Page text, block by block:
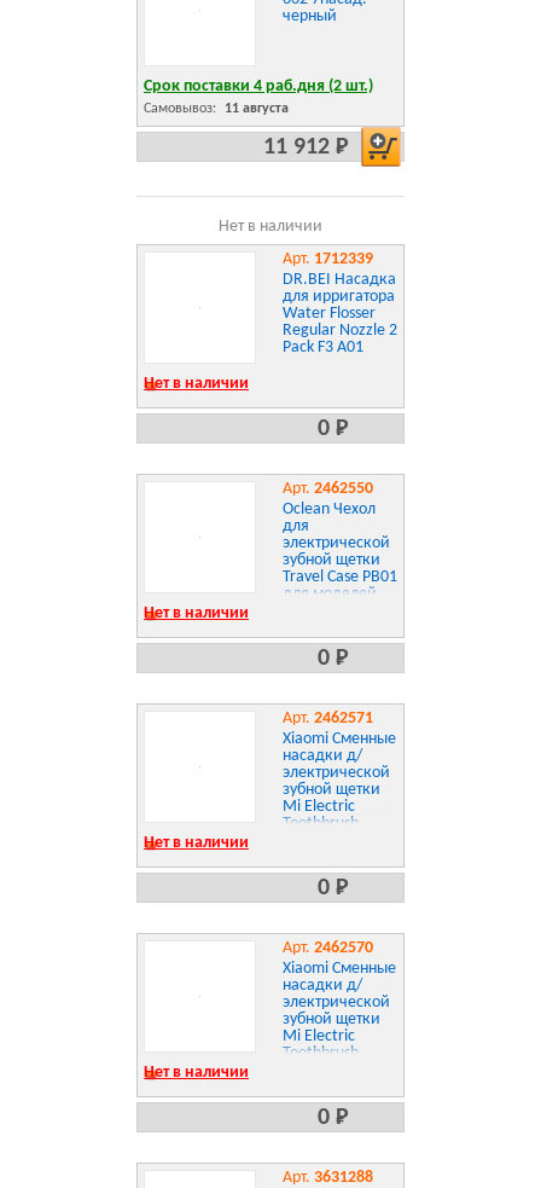
черный
Срок поставки 4 раб.дня (2 шт.)
Самовывоз: 11 августа
11 912 Р
Нет в наличии
Арт. 1712339
DR.BEI Насадка
для ирригатора
Water Flosser
Regular Nozzle 2
Pack F3 A01
Нет в наличии
0 Р
Арт. 2462550
Oclean Чехол
для
электрической
зубной щетки
Travel Case PB01
для моделей
Нет в наличии
0 Р
Арт. 2462571
Xiaomi Сменные
насадки д/
электрической
зубной щетки
Mi Electric
Toothbrush
Нет в наличии
0 Р
Арт. 2462570
Xiaomi Сменные
насадки д/
электрической
зубной щетки
Mi Electric
Toothbrush
Нет в наличии
0 Р
Арт. 3631288